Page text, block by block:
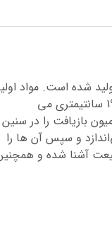
شده است. مواد
تولید این اسباب بازی درجه یک بوده و از کیفیت خوبی برخوردار است. این کامیون 26 * 18 * 19 سانتیمتری می
بازیافت را در سنین
و سپس آن ها را
آشنا شده و